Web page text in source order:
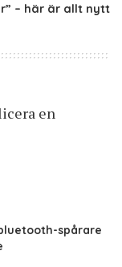
– här är allt nytt
en
spårare